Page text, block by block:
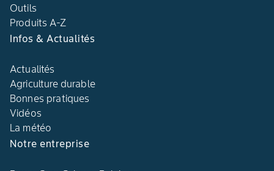
Outils
Produits A-Z
Infos & Actualités
Actualités
Agriculture durable
Bonnes pratiques
Vidéos
La météo
Notre entreprise